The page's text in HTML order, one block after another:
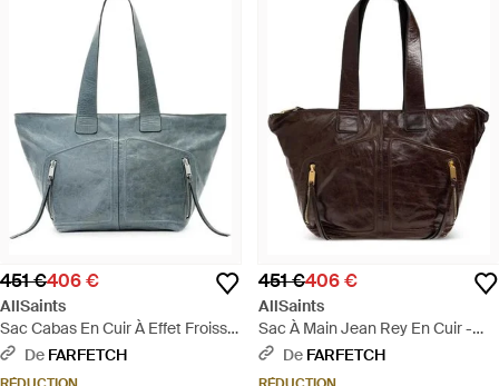
451 €406 €
AllSaints
Sac Cabas En Cuir À Effet Froissé
- Bleu
De FARFETCH
451 €406 €
AllSaints
Sac À Main Jean Rey En Cuir -
Marron
De FARFETCH